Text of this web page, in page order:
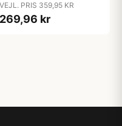
VEJL. PRIS 359,95 KR
269,96 kr